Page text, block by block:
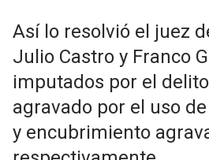
Así lo resolvió el juez
Julio Castro y Franco
imputados por el
agravado por el uso
y encubrimiento